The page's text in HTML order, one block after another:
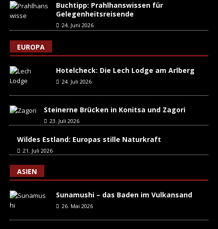
Buchtipp: Prahlhanswissen für
Gelegenheitsreisende
24. Juni 2026
EUROPA
Hotelcheck: Die Lech Lodge am Arlberg
24. Juli 2026
Steinerne Brücken in Konitsa und Zagori
23. Juli 2026
Wildes Estland: Europas stille Naturkraft
21. Juli 2026
ASIEN
Sunamushi – das Baden im Vulkansand
26. Mai 2026